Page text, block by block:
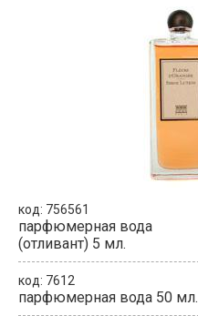
код: 756561
парфюмерная вода
(отливант) 5 мл.
код: 7612
парфюмерная вода 50 мл.